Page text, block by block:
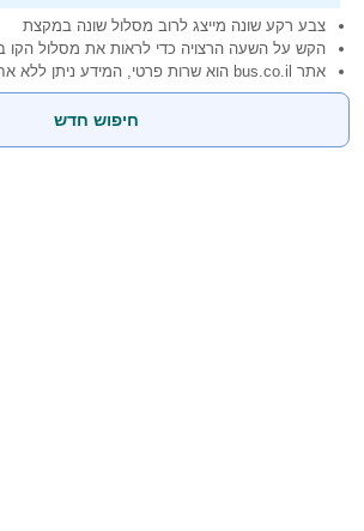
צבע רקע שונה מייצג לרוב מסלול שונה במקצת
הקש על השעה הרצויה כדי לראות את מסלול הקו
אתר bus.co.il הוא שרות פרטי, המידע ניתן ללא אחריות
חיפוש חדש